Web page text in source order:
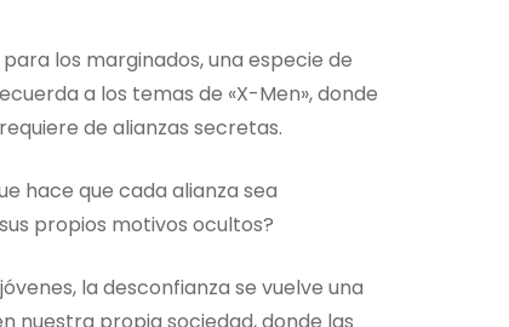
los marginados, una especie de
a los temas de «X-Men», donde
de alianzas secretas.
hace que cada alianza sea
propios motivos ocultos?
la desconfianza se vuelve una